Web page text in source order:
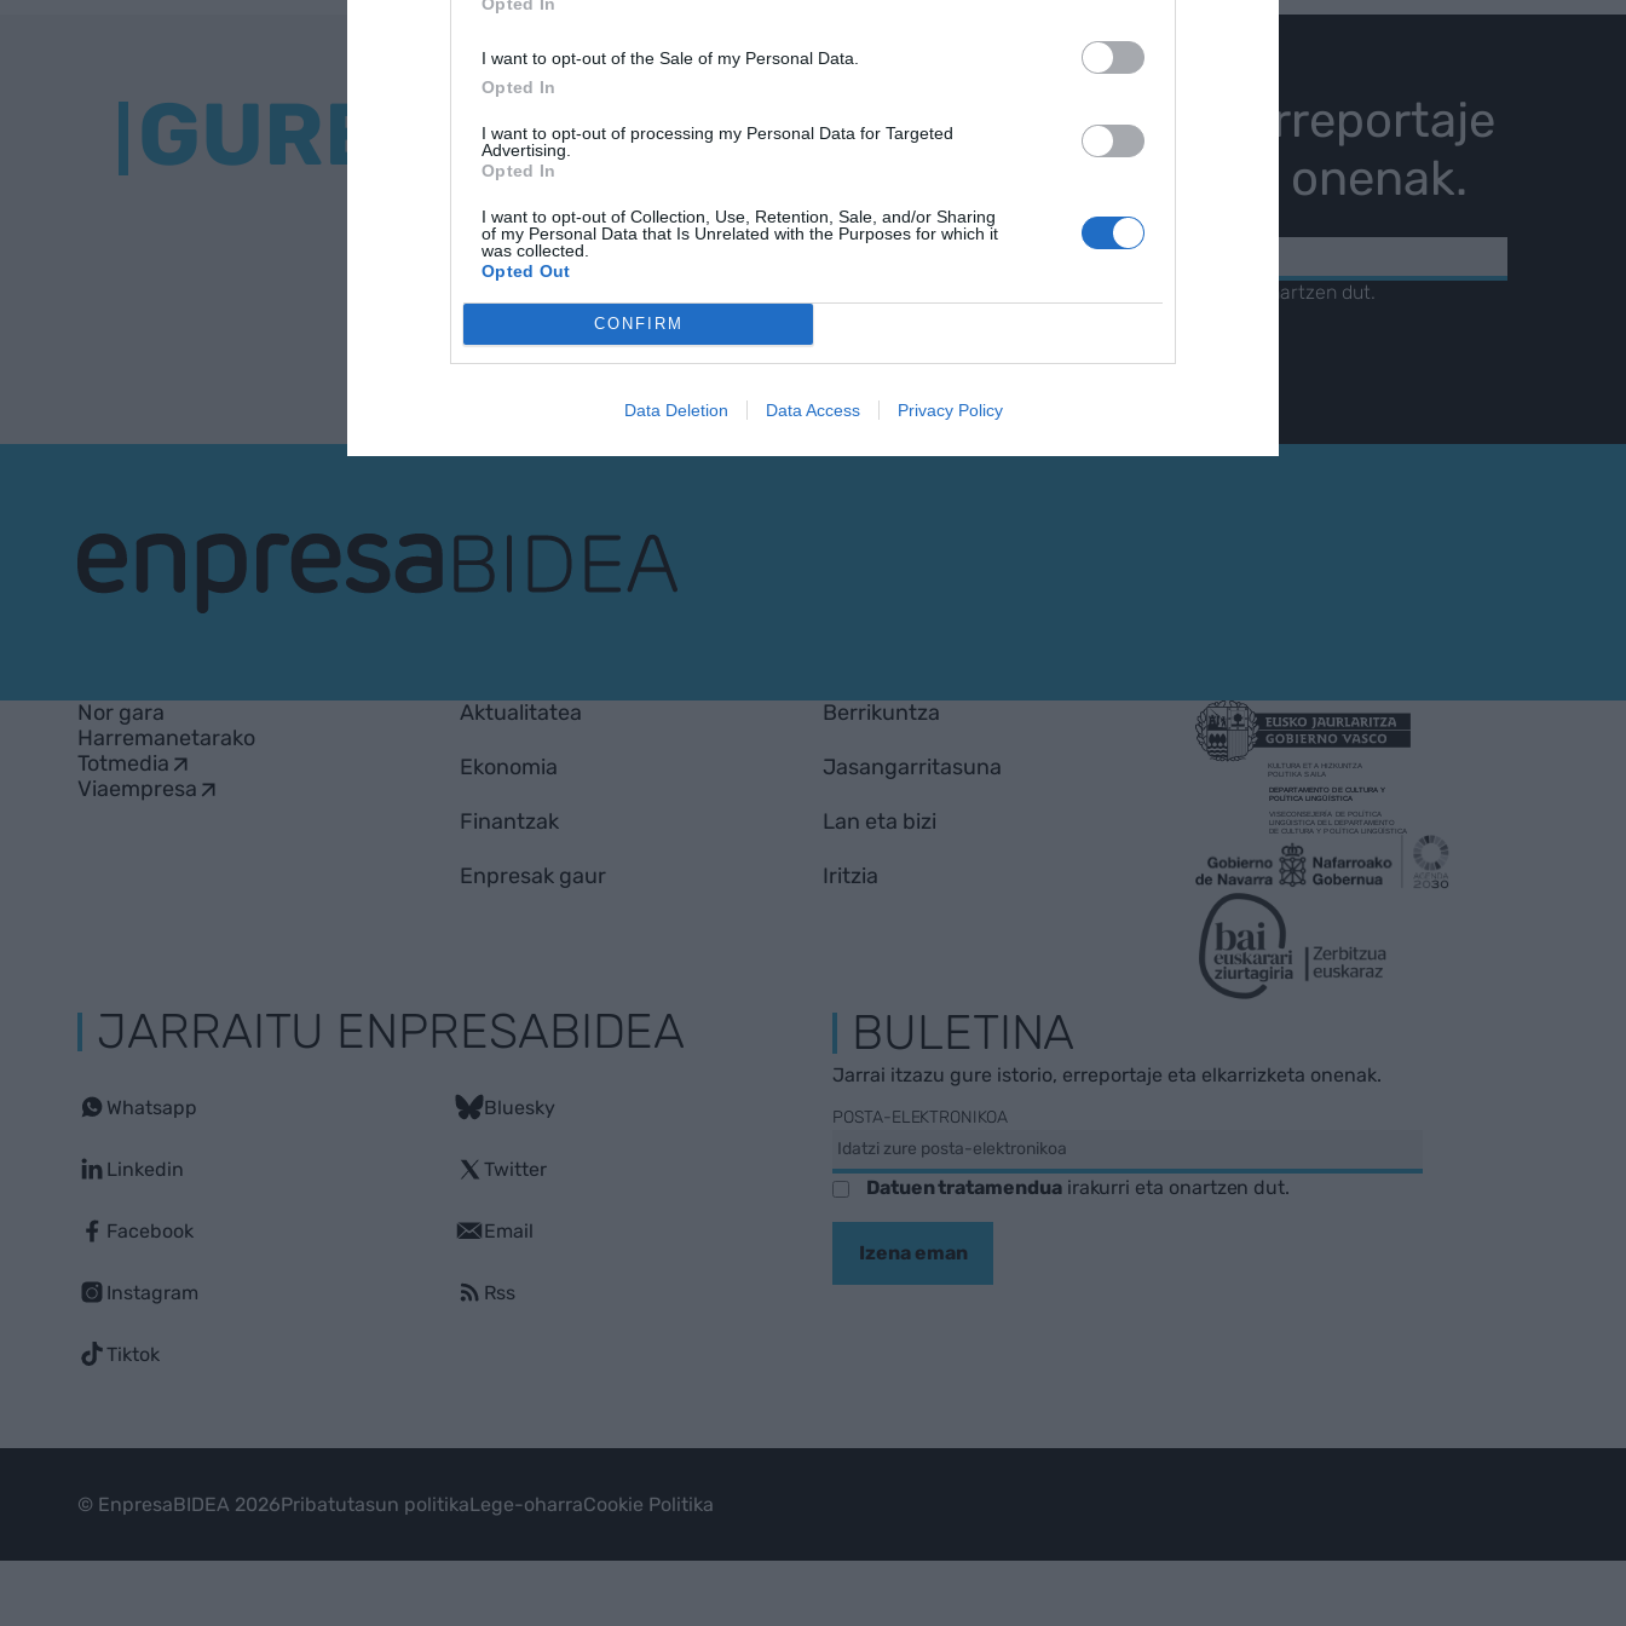
I want to opt-out of the Sale of my Personal Data.
Opted In
I want to opt-out of processing my Personal Data for Targeted
Advertising.
Opted In
I want to opt-out of Collection, Use, Retention, Sale, and/or Sharing
of my Personal Data that Is Unrelated with the Purposes for which it
was collected.
Opted Out
CONFIRM
Data Deletion Data Access Privacy Policy
GURE BULETINA
Gure historia, erreportaje
eta elkarrizketa onenak.
POSTA-ELEKTRONIKOA
irakurri eta onartzen dut.
Nor gara
Harremanetarako
Totmedia
Viaempresa
Aktualitatea
Ekonomia
Finantzak
Enpresak gaur
Berrikuntza
Jasangarritasuna
Lan eta bizi
Iritzia
JARRAITU ENPRESABIDEA
Whatsapp
Linkedin
Facebook
Instagram
Tiktok
Bluesky
Twitter
Email
Rss
BULETINA
Jarrai itzazu gure istorio, erreportaje eta elkarrizketa onenak.
POSTA-ELEKTRONIKOA
Datuen tratamenduairakurri eta onartzen dut.
Izena eman
© EnpresaBIDEA 2026Pribatutasun politikaLege-oharraCookie Politika